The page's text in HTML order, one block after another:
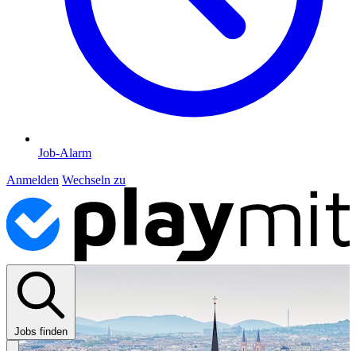
Job-Alarm
Anmelden Wechseln zu
Jobs finden